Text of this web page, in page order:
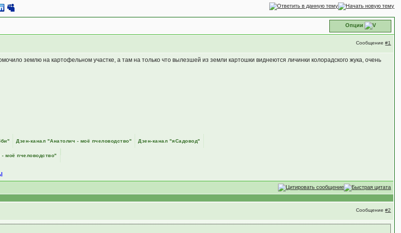
Опции
Сообщение#1
землю на картофельном участке, а там на только что вылезшей из земли картошки виднеются личинки колорадского жука, очень
Дзен-канал "Анатолич - моё пчеловодство" Дзен-канал "яСадовод"
моё пчеловодство"
Сообщение#2